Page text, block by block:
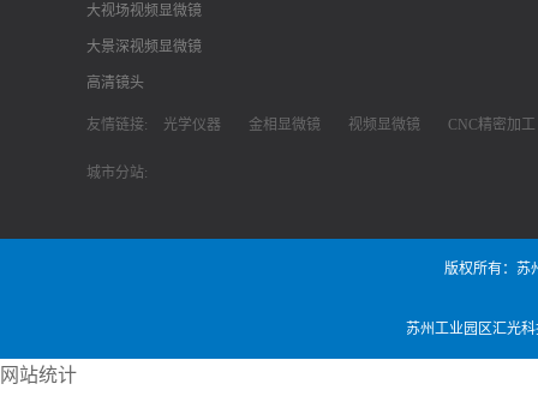
大视场视频显微镜
大景深视频显微镜
高清镜头
友情链接: 光学仪器 金相显微镜 视频显微镜 CNC精密加工
城市分站:
版权所有：苏
苏州工业园区汇光
网站统计